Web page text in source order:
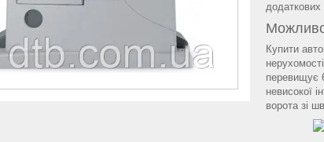
додаткових
Купити
перевищує
невисокої
ворота зі